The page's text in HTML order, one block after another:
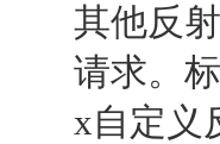
其他反
请求。
x自定义